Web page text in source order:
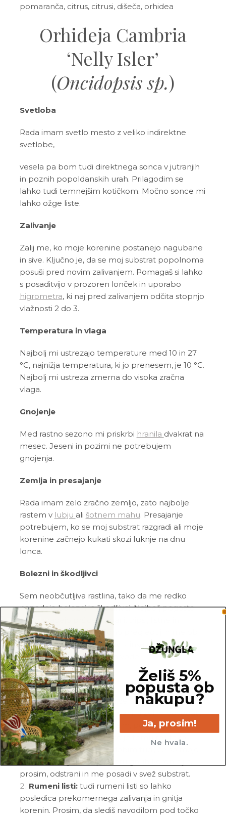
pomaranča, citrus, citrusi, dišeča, orhidea
Orhideja Cambria
‘Nelly Isler’
(Oncidopsis sp.)
Svetloba
Rada imam svetlo mesto z veliko indirektne
svetlobe,
vesela pa bom tudi direktnega sonca v jutranjih
in poznih popoldanskih urah. Prilagodim se
lahko tudi temnejšim kotičkom. Močno sonce mi
lahko ožge liste.
Zalivanje
Zalij me, ko moje korenine postanejo nagubane
in sive. Ključno je, da se moj substrat popolnoma
posuši pred novim zalivanjem. Pomagaš si lahko
s posaditvijo v prozoren lonček in uporabo
higrometra, ki naj pred zalivanjem odčita stopnjo
vlažnosti 2 do 3.
Temperatura in vlaga
Najbolj mi ustrezajo temperature med 10 in 27
°C, najnižja temperatura, ki jo prenesem, je 10 °C.
Najbolj mi ustreza zmerna do visoka zračna
vlaga.
Gnojenje
Med rastno sezono mi priskrbi hranila dvakrat na
mesec. Jeseni in pozimi ne potrebujem
gnojenja.
Zemlja in presajanje
Rada imam zelo zračno zemljo, zato najbolje
rastem v lubju ali šotnem mahu. Presajanje
potrebujem, ko se moj substrat razgradi ali moje
korenine začnejo kukati skozi luknje na dnu
lonca.
Bolezni in škodljivci
Sem neobčutljiva rastlina, tako da me redko
napadejo bolezni in škodljivci. Najbolj pogosto
me napadejo pršice, kaparji, tripsi, listne in
volnate uši. Zato me redno pregleduj in me ob
znakih škodljivcev pozdravi z insekticidom ali
mešanicoNeem tonikain vode.
Pogoste težave
Nagubani in uveli listi:
če opažaš, da so moji
listi zelo povešeni in nagubani, ti želim povedati,
da sem že zelo žejna. Prosim, poglej moje
korenine in se prepričaj, če je temu res tako.
Nagubane liste namreč dobim tudi, če so moje
korenine nagnite. V primeru gnilih korenin jih,
prosim, odstrani in me posadi v svež substrat.
Rumeni listi: tudi rumeni listi so lahko
posledica prekomernega zalivanja in gnitja
korenin. Prosim, da slediš navodilom pod točko
Želiš 5%
popusta ob
nakupu?
Ja, prosim!
Ne hvala.